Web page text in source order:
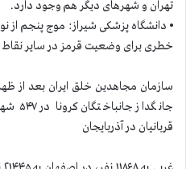
تهران و شهرهای دیگر هم وجود دارد.
⦁ دانشگاه پزشکی شیراز: موج پنجم از
خطری برای وضعیت قرمز در سایر
قربانيان در آذربایجان